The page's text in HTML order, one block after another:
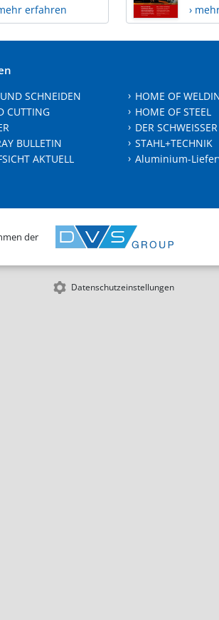
erfahren ›
SCHNEIDEN
CUTTING
BULLETIN
AKTUELL
HOME OF
HOME OF STEEL
DER SCHWEISSER
STAHL+TECHNIK
Aluminium-
der
Datenschutzeinstellungen